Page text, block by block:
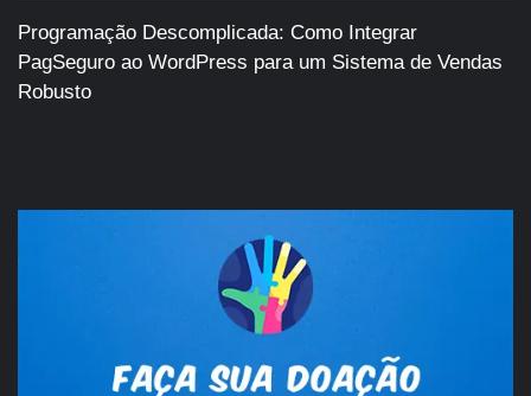
Programação Descomplicada: Como Integrar
PagSeguro ao WordPress para um Sistema de Vendas
Robusto